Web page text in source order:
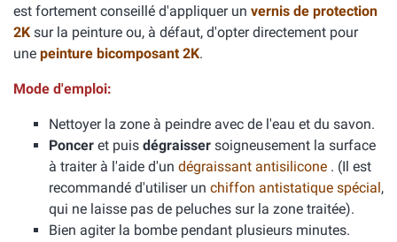
est fortement conseillé d'appliquer un vernis de protection
2K sur la peinture ou, à défaut, d'opter directement pour
une peinture bicomposant 2K.
Mode d'emploi:
Nettoyer la zone à peindre avec de l'eau et du savon.
Poncer et puis dégraisser soigneusement la surface
à traiter à l'aide d'un dégraissant antisilicone . (Il est
recommandé d'utiliser un chiffon antistatique spécial,
qui ne laisse pas de peluches sur la zone traitée).
Bien agiter la bombe pendant plusieurs minutes.